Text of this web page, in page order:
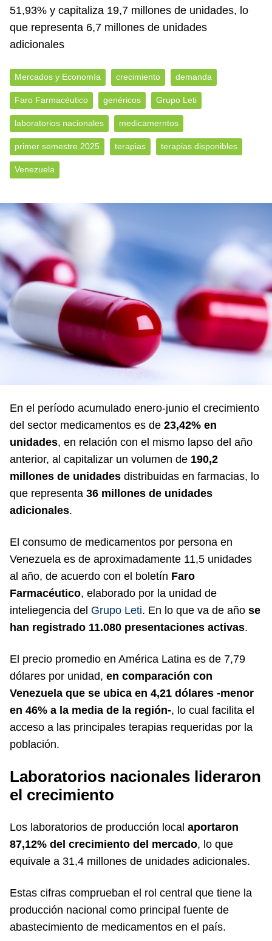
51,93% y capitaliza 19,7 millones de unidades, lo
que representa 6,7 millones de unidades
adicionales
Mercados y Economía crecimiento demanda
Faro Farmacéutico genéricos Grupo Leti
laboratorios nacionales medicamerntos
primer semestre 2025 terapias terapias disponibles
Venezuela
En el período acumulado enero-junio el crecimiento
del sector medicamentos es de 23,42% en
unidades, en relación con el mismo lapso del año
anterior, al capitalizar un volumen de 190,2
millones de unidades distribuidas en farmacias, lo
que representa 36 millones de unidades
adicionales.
El consumo de medicamentos por persona en
Venezuela es de aproximadamente 11,5 unidades
al año, de acuerdo con el boletín Faro
Farmacéutico, elaborado por la unidad de
inteliegencia del Grupo Leti. En lo que va de año se
han registrado 11.080 presentaciones activas.
El precio promedio en América Latina es de 7,79
dólares por unidad, en comparación con
Venezuela que se ubica en 4,21 dólares -menor
en 46% a la media de la región-, lo cual facilita el
acceso a las principales terapias requeridas por la
población.
Laboratorios nacionales lideraron
el crecimiento
Los laboratorios de producción local aportaron
87,12% del crecimiento del mercado, lo que
equivale a 31,4 millones de unidades adicionales.
Estas cifras comprueban el rol central que tiene la
producción nacional como principal fuente de
abastecimiento de medicamentos en el país.